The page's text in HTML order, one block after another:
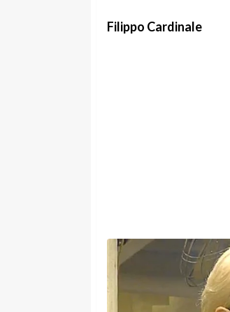
Filippo Cardinale